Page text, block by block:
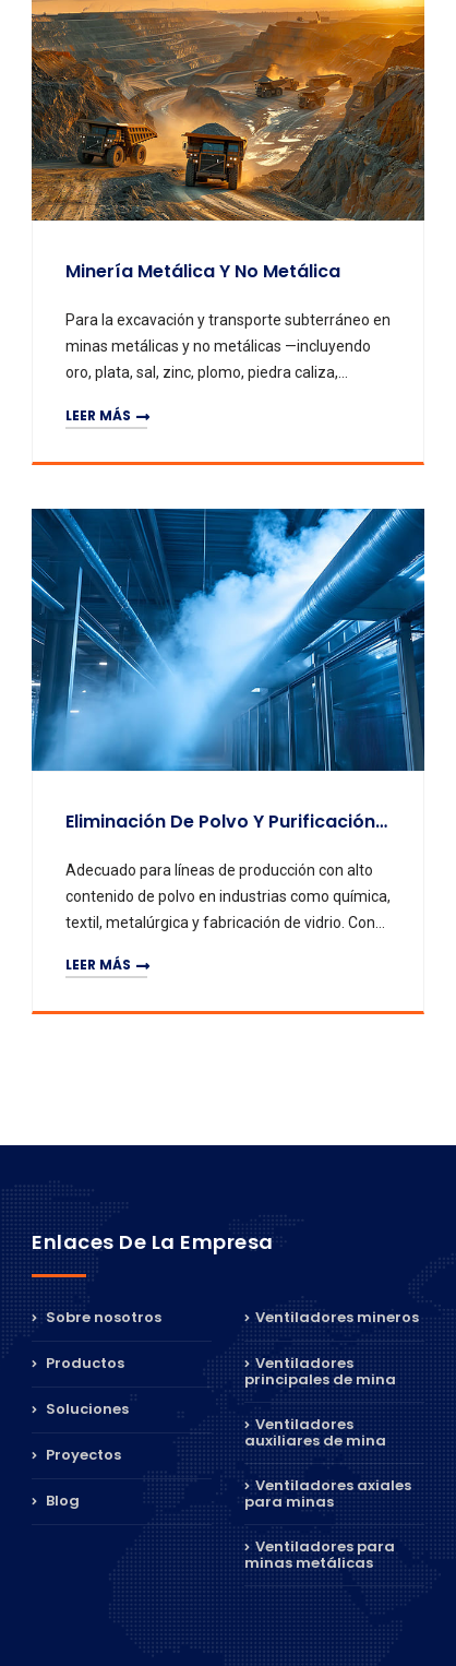
Minería Metálica Y No Metálica
Para la excavación y transporte subterráneo en
minas metálicas y no metálicas —incluyendo
oro, plata, sal, zinc, plomo, piedra caliza,
instalamos sistemas de ventilación principales
LEER MÁS
Eliminación De Polvo Y Purificación Del Aire
Adecuado para líneas de producción con alto
contenido de polvo en industrias como química,
textil, metalúrgica y fabricación de vidrio. Con
nebulización, captura y elimina eficazmente
LEER MÁS
Enlaces De La Empresa
Sobre nosotros
Productos
Soluciones
Proyectos
Blog
Ventiladores mineros
Ventiladores
principales de mina
Ventiladores
auxiliares de mina
Ventiladores axiales
para minas
Ventiladores para
minas metálicas